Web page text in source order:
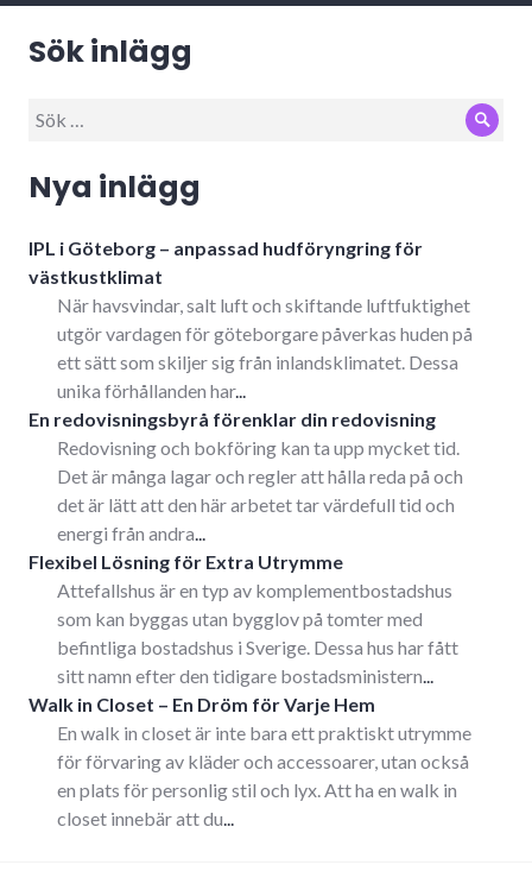
Sök inlägg
Sök
Sök
Nya inlägg
IPL i Göteborg – anpassad hudföryngring för
västkustklimat
När havsvindar, salt luft och skiftande luftfuktighet
utgör vardagen för göteborgare påverkas huden på
ett sätt som skiljer sig från inlandsklimatet. Dessa
unika förhållanden har...
En redovisningsbyrå förenklar din redovisning
Redovisning och bokföring kan ta upp mycket tid.
Det är många lagar och regler att hålla reda på och
det är lätt att den här arbetet tar värdefull tid och
energi från andra
Flexibel Lösning för Extra Utrymme
Attefallshus är en typ av komplementbostadshus
som kan byggas utan bygglov på tomter med
befintliga bostadshus i Sverige. Dessa hus har fått
sitt namn efter den tidigare bostadsministern
Walk in Closet – En Dröm för Varje Hem
En walk in closet är inte bara ett praktiskt utrymme
för förvaring av kläder och accessoarer, utan också
en plats för personlig stil och lyx. Att ha en walk in
closet innebär att du